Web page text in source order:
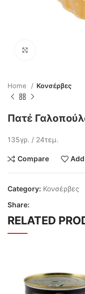
Home Κονσέρβες
Πατέ
135γρ. / 24τεμ.
Compare
Category: Κονσέρβες
Share:
RELATED